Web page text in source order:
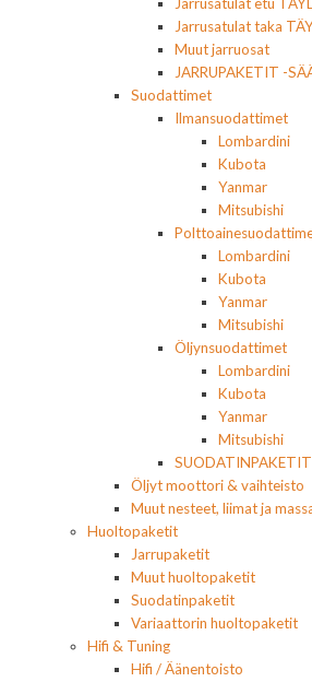
Jarrusatulat etu
Jarrusatulat taka
Muut jarruosat
JARRUPAKETIT -
Suodattimet
Ilmansuodattimet
Lombardini
Kubota
Yanmar
Mitsubishi
Lombardini
Kubota
Yanmar
Mitsubishi
Öljynsuodattimet
Lombardini
Kubota
Yanmar
Mitsubishi
SUODATINPAKETIT
Öljyt moottori & vaihteisto
Muut nesteet, liimat ja
Huoltopaketit
Jarrupaketit
Muut huoltopaketit
Suodatinpaketit
Variaattorin huoltopaketit
Hifi & Tuning
Hifi / Äänentoisto